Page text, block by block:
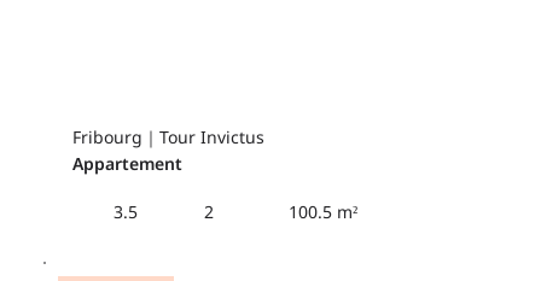
Fribourg｜Tour Invictus
Appartement
3.5 2 100.5 m²